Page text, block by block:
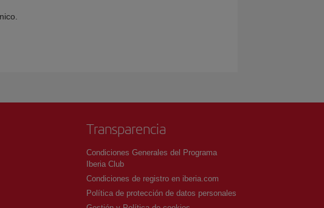
Transparencia
Condiciones Generales del Programa
Iberia Club
Condiciones de registro en iberia.com
Política de protección de datos personales